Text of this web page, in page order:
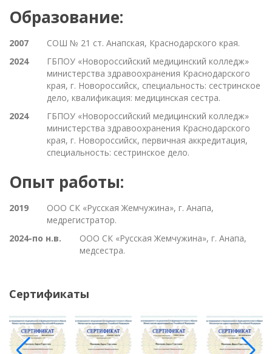
Образование:
2007
СОШ № 21 ст. Анапская, Краснодарского края.
2024
ГБПОУ «Новороссийский медицинский колледж»
министерства здравоохранения Краснодарского
края, г. Новороссийск, специальность: сестринское
дело, квалификация: медицинская сестра.
2024
ГБПОУ «Новороссийский медицинский колледж»
министерства здравоохранения Краснодарского
края, г. Новороссийск, первичная аккредитация,
специальность: сестринское дело.
Опыт работы:
2019
ООО СК «Русская Жемчужина», г. Анапа,
медрегистратор.
2024-по н.в.
ООО СК «Русская Жемчужина», г. Анапа,
медсестра.
Сертификаты